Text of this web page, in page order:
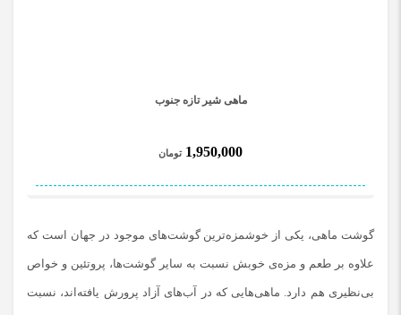
ماهی شیر تازه جنوب
1,950,000 تومان
گوشت ماهی، یکی از خوشمزه‌ترین گوشت‌های موجود در جهان است که
علاوه بر طعم و مزه‌ی خوبش نسبت به سایر گوشت‌ها، پروتئین و خواص
بی‌نظیری هم دارد. ماهی‌هایی که در آب‌های آزاد پرورش یافته‌اند، نسبت